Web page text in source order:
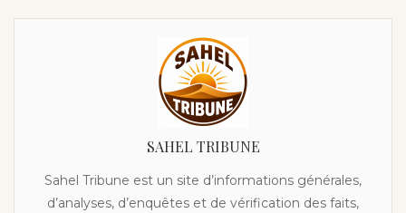
SAHEL TRIBUNE
Sahel Tribune est un site d’informations générales,
d’analyses, d’enquêtes et de vérification des faits,